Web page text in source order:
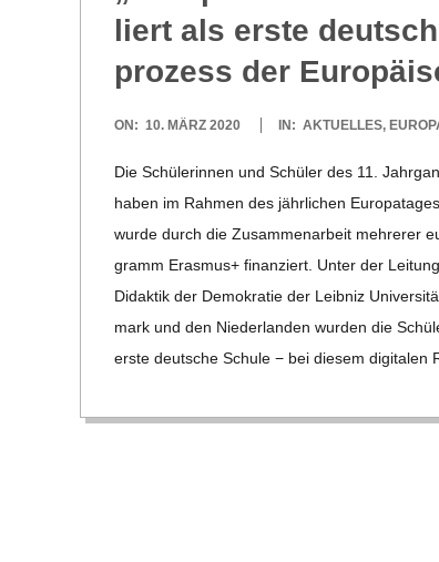
R
E
G
O
L
D
liert als erste
pro­zess der
2020-
ON: 10. MÄRZ 2020 IN: AKTUELLES,
Die Schü­le­rin­nen und Schü­ler des 11.
haben im Rah­men des jähr­li­chen
wurde durch die Zusam­men­ar­beit meh­re­rer
gramm Eras­mus+ finan­ziert. Unter der
Didak­tik der Demo­kra­tie der Leib­niz
mark und den Nie­der­lan­den wur­den die
erste deut­sche Schule − bei die­sem digi­ta­len